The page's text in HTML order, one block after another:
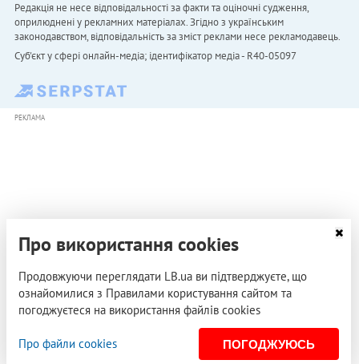
Редакція не несе відповідальності за факти та оціночні судження,
оприлюднені у рекламних матеріалах. Згідно з українським
законодавством, відповідальність за зміст реклами несе рекламодавець.
Cуб'єкт у сфері онлайн-медіа; ідентифікатор медіа - R40-05097
РЕКЛАМА
Про використання cookies
Продовжуючи переглядати LB.ua ви підтверджуєте, що
ознайомилися з Правилами користування сайтом та
погоджуєтеся на використання файлів cookies
Про файли cookies ПОГОДЖУЮСЬ